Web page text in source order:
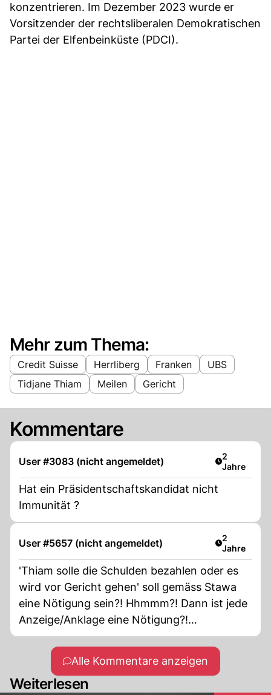
konzentrieren. Im Dezember 2023 wurde er
Vorsitzender der rechtsliberalen Demokratischen
Partei der Elfenbeinküste (PDCI).
Mehr zum Thema:
Credit Suisse Herrliberg Franken
UBS
Tidjane Thiam
Meilen Gericht
Kommentare
User #3083 (nicht angemeldet) Artikel
2
Jahre
Hat ein Präsidentschaftskandidat nicht
Immunität ?
User #5657 (nicht angemeldet) Artikel
2
Jahre
'Thiam solle die Schulden bezahlen oder es
wird vor Gericht gehen' soll gemäss Stawa
eine Nötigung sein?! Hhmmm?! Dann ist jede
Anzeige/Anklage eine Nötigung?!
Interessant:-)
Alle Kommentare anzeigen
Weiterlesen